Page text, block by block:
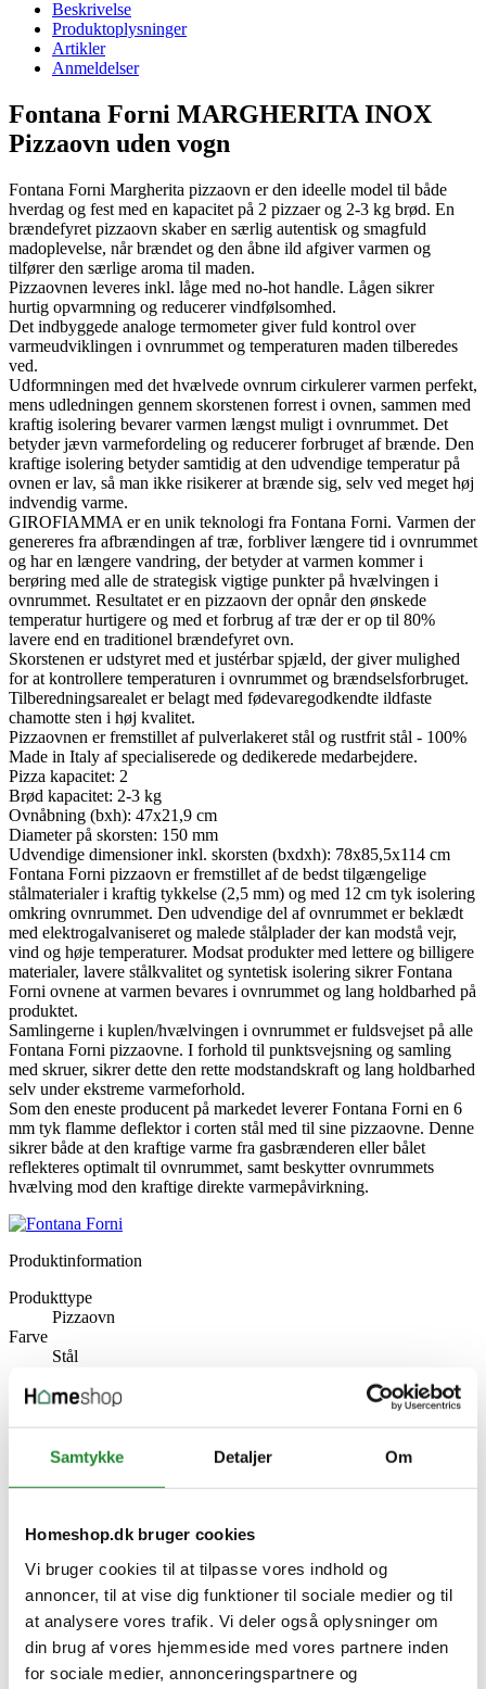
Samtykke Detaljer Om
Homeshop.dk bruger cookies
Vi bruger cookies til at tilpasse vores indhold og
annoncer, til at vise dig funktioner til sociale medier og til
at analysere vores trafik. Vi deler også oplysninger om
din brug af vores hjemmeside med vores partnere inden
for sociale medier, annonceringspartnere og
Beskrivelse
Produktoplysninger
Artikler
Anmeldelser
Fontana Forni MARGHERITA INOX
Pizzaovn uden vogn
Fontana Forni Margherita pizzaovn er den ideelle model til både
hverdag og fest med en kapacitet på 2 pizzaer og 2-3 kg brød. En
brændefyret pizzaovn skaber en særlig autentisk og smagfuld
madoplevelse, når brændet og den åbne ild afgiver varmen og
tilfører den særlige aroma til maden.
Pizzaovnen leveres inkl. låge med no-hot handle. Lågen sikrer
hurtig opvarmning og reducerer vindfølsomhed.
Det indbyggede analoge termometer giver fuld kontrol over
varmeudviklingen i ovnrummet og temperaturen maden tilberedes
ved.
Udformningen med det hvælvede ovnrum cirkulerer varmen perfekt,
mens udledningen gennem skorstenen forrest i ovnen, sammen med
kraftig isolering bevarer varmen længst muligt i ovnrummet. Det
betyder jævn varmefordeling og reducerer forbruget af brænde. Den
kraftige isolering betyder samtidig at den udvendige temperatur på
ovnen er lav, så man ikke risikerer at brænde sig, selv ved meget høj
indvendig varme.
GIROFIAMMA er en unik teknologi fra Fontana Forni. Varmen der
genereres fra afbrændingen af træ, forbliver længere tid i ovnrummet
og har en længere vandring, der betyder at varmen kommer i
berøring med alle de strategisk vigtige punkter på hvælvingen i
ovnrummet. Resultatet er en pizzaovn der opnår den ønskede
temperatur hurtigere og med et forbrug af træ der er op til 80%
lavere end en traditionel brændefyret ovn.
Skorstenen er udstyret med et justérbar spjæld, der giver mulighed
for at kontrollere temperaturen i ovnrummet og brændselsforbruget.
Tilberedningsarealet er belagt med fødevaregodkendte ildfaste
chamotte sten i høj kvalitet.
Pizzaovnen er fremstillet af pulverlakeret stål og rustfrit stål - 100%
Made in Italy af specialiserede og dedikerede medarbejdere.
Pizza kapacitet: 2
Brød kapacitet: 2-3 kg
Ovnåbning (bxh): 47x21,9 cm
Diameter på skorsten: 150 mm
Udvendige dimensioner inkl. skorsten (bxdxh): 78x85,5x114 cm
Fontana Forni pizzaovn er fremstillet af de bedst tilgængelige
stålmaterialer i kraftig tykkelse (2,5 mm) og med 12 cm tyk isolering
omkring ovnrummet. Den udvendige del af ovnrummet er beklædt
med elektrogalvaniseret og malede stålplader der kan modstå vejr,
vind og høje temperaturer. Modsat produkter med lettere og billigere
materialer, lavere stålkvalitet og syntetisk isolering sikrer Fontana
Forni ovnene at varmen bevares i ovnrummet og lang holdbarhed på
produktet.
Samlingerne i kuplen/hvælvingen i ovnrummet er fuldsvejset på alle
Fontana Forni pizzaovne. I forhold til punktsvejsning og samling
med skruer, sikrer dette den rette modstandskraft og lang holdbarhed
selv under ekstreme varmeforhold.
Som den eneste producent på markedet leverer Fontana Forni en 6
mm tyk flamme deflektor i corten stål med til sine pizzaovne. Denne
sikrer både at den kraftige varme fra gasbrænderen eller bålet
reflekteres optimalt til ovnrummet, samt beskytter ovnrummets
hvælving mod den kraftige direkte varmepåvirkning.
Produktinformation
Produkttype
Pizzaovn
Farve
Stål
60 x 60 cm
22
Grill type
MRLISC
8033776073710
EAN-13
8033776073710